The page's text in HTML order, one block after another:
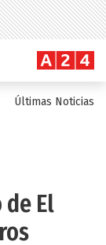
Últimas Noticias
El